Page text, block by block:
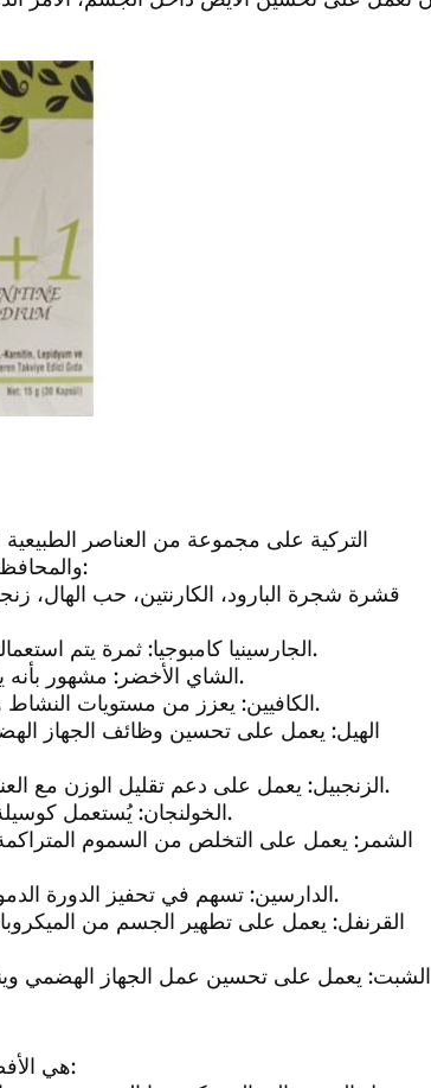
كبسولات A1 التركية على مجموعة من العناصر
والمحافظة على صحة الجسم الجيدة ومن بين هذه المكوّنات نج ما يلي:
قشرة شجرة البارود، الكارنتين، حب الهال،
الجارسينيا كامبوجيا: ثمرة يتم استعمالها لكبح أو تقليل الشعور بالجوع وتعزيز سرعة احتراق الدهون.
الشاي الأخضر: مشهور بأنه يساعد على تنشيط عمليات الأيض ويعزز عمل الجهاز الهضمي.
الكافيين: يعزز من مستويات النشاط والتأهب الذهني وكذلك يسهم في تعزيز عملية احتراق الدهون.
الهيل: يعمل على تحسين وظائف الجهاز
الزنجبيل: يعمل على دعم تقليل الوزن مع العناية بجودة صحتك، وذلك بتعزيز عمل نظام المناعة في الجسم.
الخولنجان: يُستعمل كوسيلة للحماية ضد الغازات التي تتكون في المعدة والجهاز الهضمي.
الشمر: يعمل على التخلص من السموم
الدارسين: تسهم في تحفيز الدورة الدموية وتساعد في خفض الوزن وتعديل مستويات الجلوكوز بالدم.
القرنفل: يعمل على تطهير الجسم من
الشبت: يعمل على تحسين عمل الجهاز الهضمي
تعتبر حبوب التخسيس التركية a1 هي الأفضل لعدة أسباب منها ما يلي: